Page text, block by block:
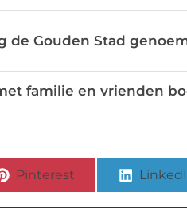
de Gouden Stad
familie en vrienden
Pinterest